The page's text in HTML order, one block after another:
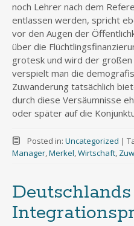
noch Lehrer nach dem
entlassen werden, spricht
vor den Augen der
über die
grotesk und wird der großen
verspielt man die
Zuwanderung tatsächlich
durch diese Versäumnisse
oder später auf die
Posted in: Uncategorized |
Manager,Merkel,Wirtschaft,
Deutschlands